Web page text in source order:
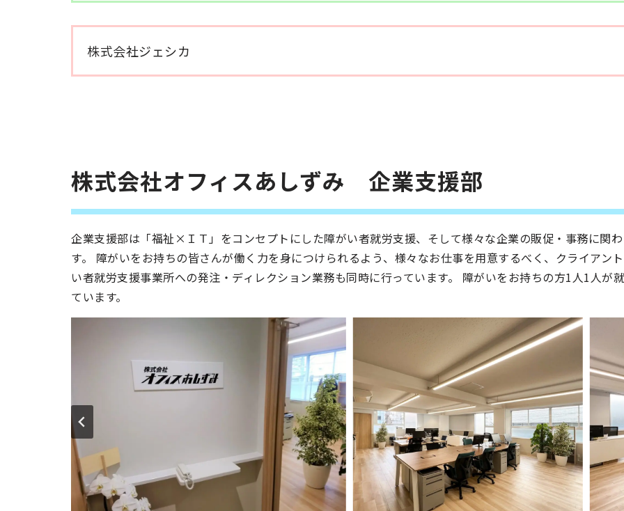
株式会社ジェシカ
株式会社オフィスあしずみ 企業支援部
企業支援部は「福祉×ＩＴ」をコンセプトにした障がい者就労支援、そして様々な企業の販促・事務に関
す。 障がいをお持ちの皆さんが働く力を身につけられるよう、様々なお仕事を用意するべく、クライアン
い者就労支援事業所への発注・ディレクション業務も同時に行っています。 障がいをお持ちの方1人1人が
ています。